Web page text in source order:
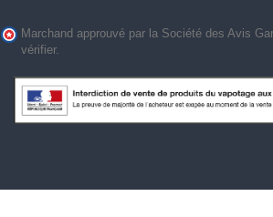
Marchand approuvé par la Société des Avis
vérifier.